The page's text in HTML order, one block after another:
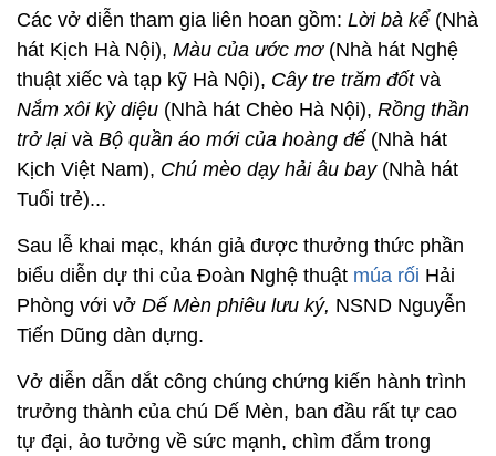
Các vở diễn tham gia liên hoan gồm: Lời bà kể (Nhà
hát Kịch Hà Nội), Màu của ước mơ(Nhà hát Nghệ
thuật xiếc và tạp kỹ Hà Nội), Cây tre trăm đốtvà
Nắm xôi kỳ diệu (Nhà hát Chèo Hà Nội), Rồng thần
trở lạivà Bộ quần áo mới của hoàng đế (Nhà hát
Kịch Việt Nam), Chú mèo dạy hải âu bay(Nhà hát
Tuổi trẻ)...
Sau lễ khai mạc, khán giả được thưởng thức phần
biểu diễn dự thi của Đoàn Nghệ thuật múa rối Hải
Phòng với vở Dế Mèn phiêu lưu ký, NSND Nguyễn
Tiến Dũng dàn dựng.
Vở diễn dẫn dắt công chúng chứng kiến hành trình
trưởng thành của chú Dế Mèn, ban đầu rất tự cao
tự đại, ảo tưởng về sức mạnh, chìm đắm trong